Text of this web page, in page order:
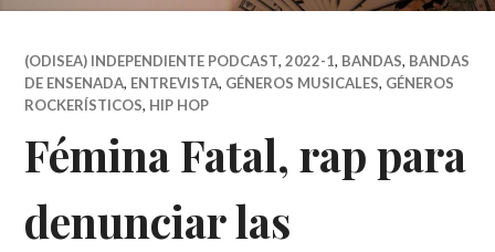
(ODISEA) INDEPENDIENTE PODCAST,2022-1, BANDAS, BANDAS
DE ENSENADA, ENTREVISTA, GÉNEROS MUSICALES, GÉNEROS
ROCKERÍSTICOS, HIP HOP
Fémina Fatal, rap para
denunciar las